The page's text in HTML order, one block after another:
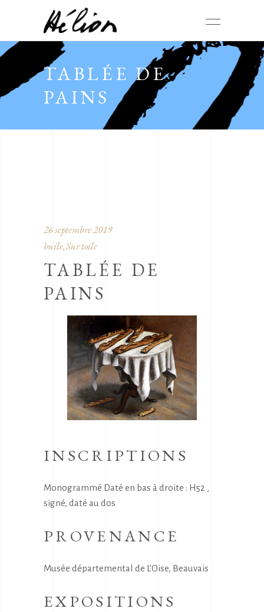
TABLÉE DE
PAINS
26 septembre 2019
huile, Sur toile
TABLÉE DE
PAINS
INSCRIPTIONS
Monogrammé Daté en bas à droite : H52 ,
signé, daté au dos
PROVENANCE
Musée départemental de L’Oise, Beauvais
EXPOSITIONS